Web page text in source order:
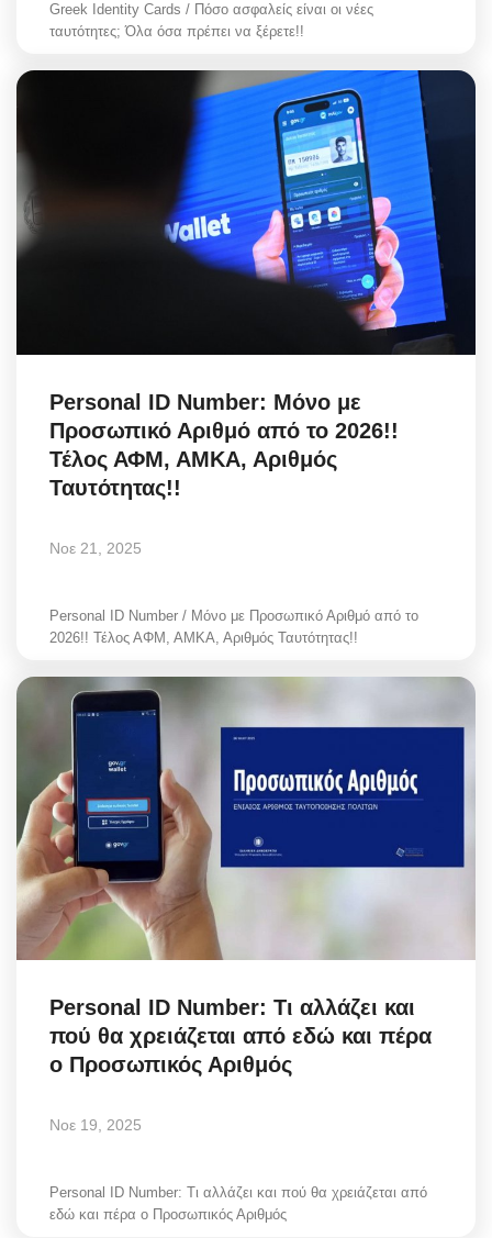
Greek Identity Cards / Πόσο ασφαλείς είναι οι νέες
ταυτότητες; Όλα όσα πρέπει να ξέρετε!!
Personal ID Number: Μόνο με
Προσωπικό Αριθμό από το 2026!!
Τέλος ΑΦΜ, ΑΜΚΑ, Αριθμός
Ταυτότητας!!
Νοε 21, 2025
Personal ID Number / Μόνο με Προσωπικό Αριθμό από το
2026!! Τέλος ΑΦΜ, ΑΜΚΑ, Αριθμός Ταυτότητας!!
Personal ID Number: Τι αλλάζει και
πού θα χρειάζεται από εδώ και πέρα
ο Προσωπικός Αριθμός
Νοε 19, 2025
Personal ID Number: Τι αλλάζει και πού θα χρειάζεται από
εδώ και πέρα ο Προσωπικός Αριθμός